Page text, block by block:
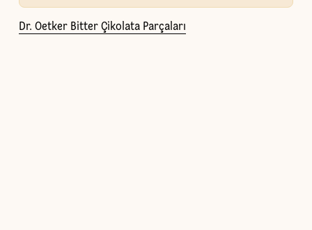
Dr. Oetker Bitter Çikolata Parçaları